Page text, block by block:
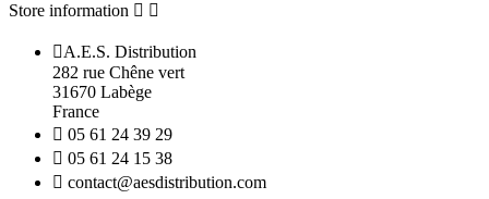
Store information  
A.E.S. Distribution
282 rue Chêne vert
31670 Labège
France
 05 61 24 39 29
 05 61 24 15 38
 contact@aesdistribution.com